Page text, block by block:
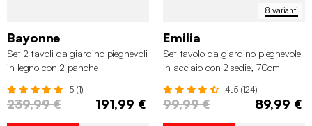
Bayonne
Set 2 tavoli da giardino pieghevoli
in legno con 2 panche
5 (1)
239,99 € 191,99 €
8 varianti
Emilia
Set tavolo da giardino pieghevole
in acciaio con 2 sedie, 70cm
4.5 (124)
99,99 € 89,99 €